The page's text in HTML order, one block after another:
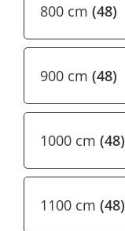
800 cm (48)
900 cm (48)
1000 cm (48)
1100 cm (48)